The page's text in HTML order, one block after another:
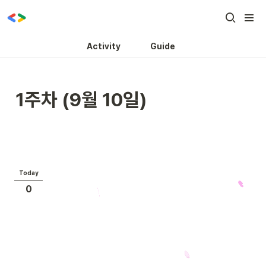
Activity Guide
1주차 (9월 10일)
Today
0